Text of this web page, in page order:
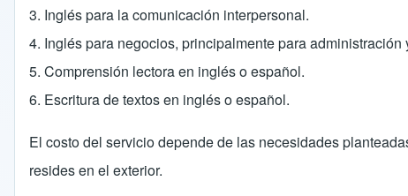
3. Inglés para la comunicación interpersonal.
4. Inglés para negocios, principalmente para administración
5. Comprensión lectora en inglés o español.
6. Escritura de textos en inglés o español.
El costo del servicio depende de las necesidades
resides en el exterior.